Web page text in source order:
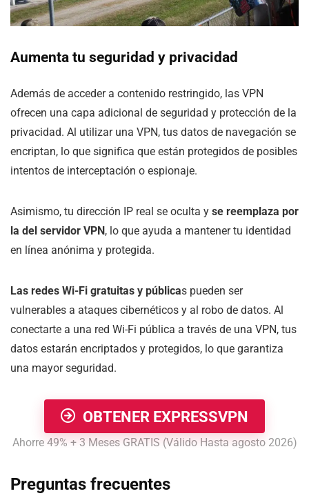
Aumenta tu seguridad y privacidad
Además de acceder a contenido restringido, las VPN
ofrecen una capa adicional de seguridad y protección de la
privacidad. Al utilizar una VPN, tus datos de navegación se
encriptan, lo que significa que están protegidos de posibles
intentos de interceptación o espionaje.
Asimismo, tu dirección IP real se oculta y se reemplaza por
la del servidor VPN , lo que ayuda a mantener tu identidad
en línea anónima y protegida.
Las redes Wi-Fi gratuitas y públicas pueden ser
vulnerables a ataques cibernéticos y al robo de datos. Al
conectarte a una red Wi-Fi pública a través de una VPN, tus
datos estarán encriptados y protegidos, lo que garantiza
una mayor seguridad.
OBTENER EXPRESSVPN
Ahorre 49% + 3 Meses GRATIS (Válido Hasta agosto 2026)
Preguntas frecuentes